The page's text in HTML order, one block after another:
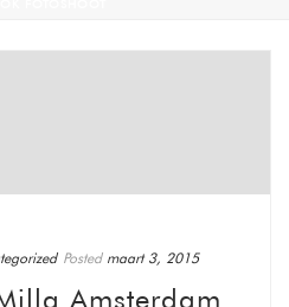
Posted maart 3, 2015
Amsterdam